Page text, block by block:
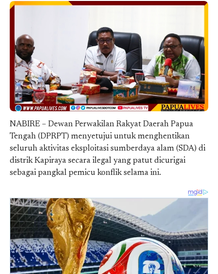
NABIRE – Dewan Perwakilan Rakyat Daerah Papua
Tengah (DPRPT) menyetujui untuk menghentikan
seluruh aktivitas eksploitasi sumberdaya alam (SDA) di
distrik Kapiraya secara ilegal yang patut dicurigai
sebagai pangkal pemicu konflik selama ini.